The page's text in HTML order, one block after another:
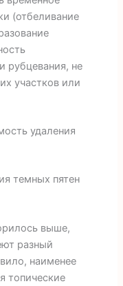
(отбеливание
рубцевания, не
участков или
удаления
темных пятен
выше,
разный
наименее
топические